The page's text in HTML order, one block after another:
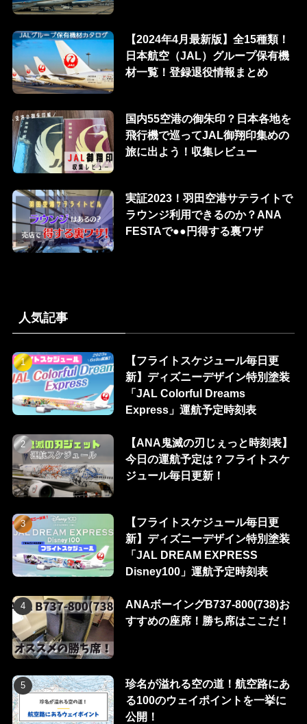
【2024年4月最新版】全15種類！
日本航空（JAL）グループ保有機
材一覧！登録退役情報まとめ
国内55空港の御朱印？日本各地を
飛行機で巡ってJAL御翔印集めの
旅に出よう！収集レビュー
実証2023！羽田空港サテライトで
ラウンジ利用できるのか？ANA
FESTAで●●円得する裏ワザ
人気記事
【フライトスケジュール毎日更
新】ディズニーデザイン特別塗装
「JAL Colorful Dreams
Express」運航予定時刻表
【ANA鬼滅の刃じぇっと時刻表】
今日の運航予定は？フライトスケ
ジュール毎日更新！
【フライトスケジュール毎日更
新】ディズニーデザイン特別塗装
「JAL DREAM EXPRESS
Disney100」運航予定時刻表
ANAボーイングB737-800(738)お
すすめの座席！勝ち席はここだ！
珍名が溢れる空の道！航空路にあ
る100のウェイポイントを一挙に
公開！